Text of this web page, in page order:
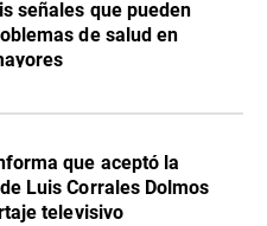
señales que pueden
de salud en
que aceptó la
Luis Corrales Dolmos
televisivo